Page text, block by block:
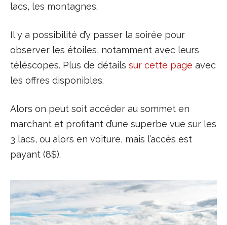
lacs, les montagnes.
Il y a possibilité d’y passer la soirée pour
observer les étoiles, notamment avec leurs
téléscopes. Plus de détails sur cette page avec
les offres disponibles.
Alors on peut soit accéder au sommet en
marchant et profitant d’une superbe vue sur les
3 lacs, ou alors en voiture, mais l’accès est
payant (8$).